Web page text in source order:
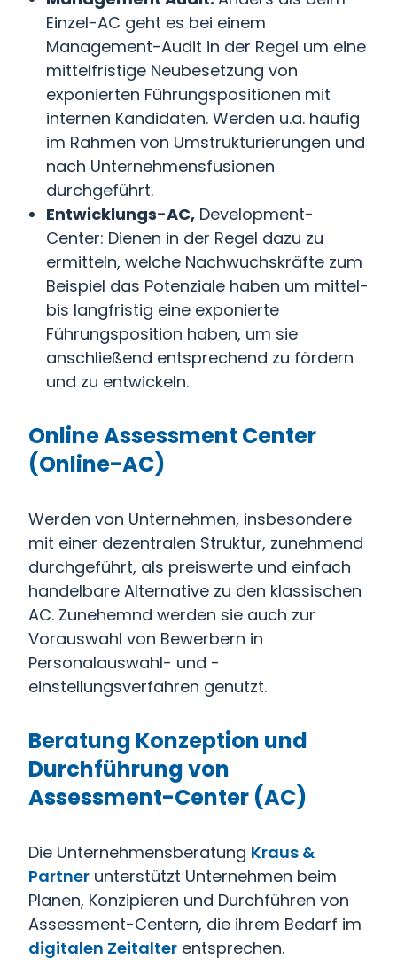
Einzel-AC geht es bei einem
Management-Audit in der Regel um eine
mittelfristige Neubesetzung von
exponierten Führungspositionen mit
internen Kandidaten. Werden u.a. häufig
im Rahmen von Umstrukturierungen und
nach Unternehmensfusionen
durchgeführt.
Entwicklungs-AC, Development-
Center: Dienen in der Regel dazu zu
ermitteln, welche Nachwuchskräfte zum
Beispiel das Potenziale haben um mittel-
bis langfristig eine exponierte
Führungsposition haben, um sie
anschließend entsprechend zu fördern
und zu entwickeln.
Online Assessment Center
(Online-AC)
Werden von Unternehmen, insbesondere
mit einer dezentralen Struktur, zunehmend
durchgeführt, als preiswerte und einfach
handelbare Alternative zu den klassischen
AC. Zunehemnd werden sie auch zur
Vorauswahl von Bewerbern in
Personalauswahl- und -
einstellungsverfahren genutzt.
Beratung Konzeption und
Durchführung von
Assessment-Center (AC)
Die Unternehmensberatung Kraus &
Partner unterstützt Unternehmen beim
Planen, Konzipieren und Durchführen von
Assessment-Centern, die ihrem Bedarf im
digitalen Zeitalter entsprechen.